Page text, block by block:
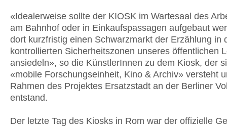
«Idealerweise sollte der KIOSK im Wartesaal des
am Bahnhof oder in Einkaufspassagen aufgebaut
dort kurzfristig einen Schwarzmarkt der Erzählung in
kontrollierten Sicherheitszonen unseres öffentlichen
ansiedeln», so die KünstlerInnen zu dem Kiosk, der
«mobile Forschungseinheit, Kino & Archiv» versteht
Rahmen des Projektes Ersatzstadt an der Berliner
entstand.
Der letzte Tag des Kiosks in Rom war der offizielle